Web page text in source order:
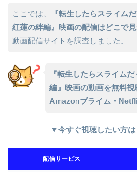
ここでは、
『転生したらスライム
紅蓮の絆編』映画の配信はどこで
動画配信サイトを調査しました。
『転生したらスライム
編』映画の動画を無料視
Amazonプライム・
▼今すぐ視聴したい方
配信サービス